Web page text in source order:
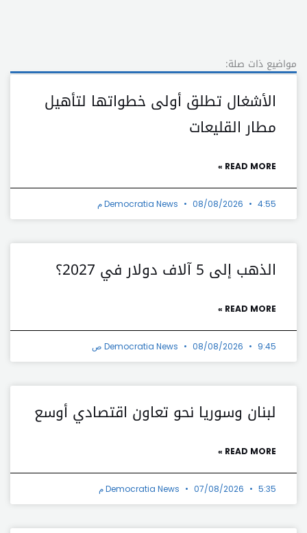
مواضيع ذات صلة:
الأشغال تطلق أولى خطواتها لتأهيل
مطار القليعات
READ MORE »
Democratia News 08/08/2026 4:55 م
الذهب إلى 5 آلاف دولار في 2027؟
READ MORE »
Democratia News 08/08/2026 9:45 ص
لبنان وسوريا نحو تعاون اقتصادي أوسع
READ MORE »
Democratia News 07/08/2026 5:35 م